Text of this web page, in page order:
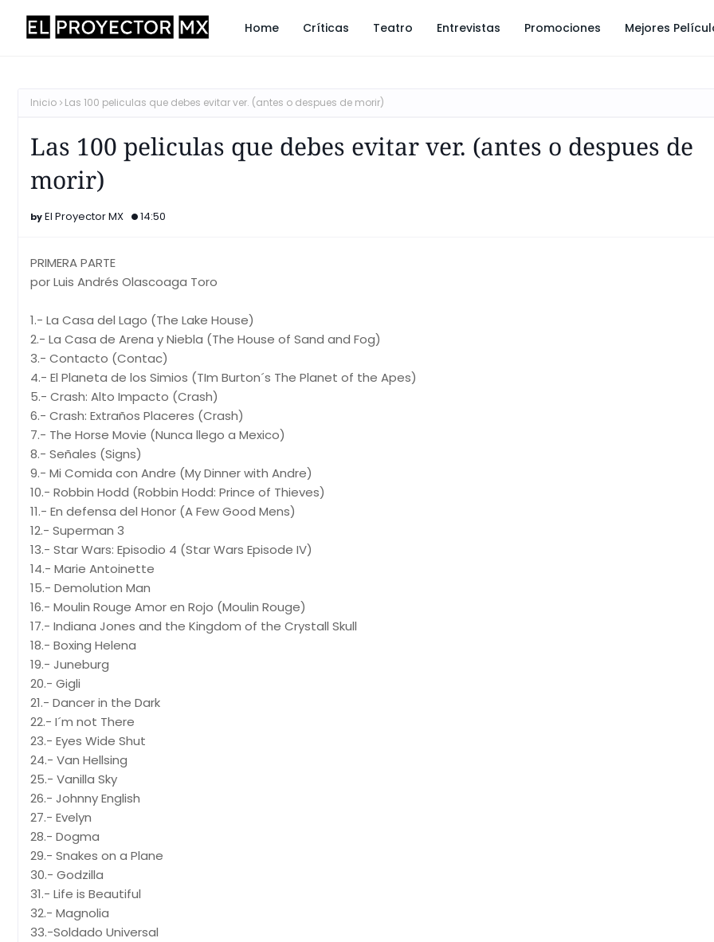
Home Críticas Teatro Entrevistas Promociones Mejores
Inicio Las 100 peliculas que debes evitar ver. (antes o despues de morir)
Las 100 peliculas que debes evitar ver. (antes o despues de
morir)
El Proyector MX 14:50
PRIMERA PARTE
por Luis Andrés Olascoaga Toro
1.- La Casa del Lago (The Lake House)
2.- La Casa de Arena y Niebla (The House of Sand and Fog)
3.- Contacto (Contac)
4.- El Planeta de los Simios (TIm Burton´s The Planet of the Apes)
5.- Crash: Alto Impacto (Crash)
6.- Crash: Extraños Placeres (Crash)
7.- The Horse Movie (Nunca llego a Mexico)
8.- Señales (Signs)
9.- Mi Comida con Andre (My Dinner with Andre)
10.- Robbin Hodd (Robbin Hodd: Prince of Thieves)
11.- En defensa del Honor (A Few Good Mens)
12.- Superman 3
13.- Star Wars: Episodio 4 (Star Wars Episode IV)
14.- Marie Antoinette
15.- Demolution Man
16.- Moulin Rouge Amor en Rojo (Moulin Rouge)
17.- Indiana Jones and the Kingdom of the Crystall Skull
18.- Boxing Helena
19.- Juneburg
20.- Gigli
21.- Dancer in the Dark
22.- I´m not There
23.- Eyes Wide Shut
24.- Van Hellsing
25.- Vanilla Sky
26.- Johnny English
27.- Evelyn
28.- Dogma
29.- Snakes on a Plane
30.- Godzilla
31.- Life is Beautiful
32.- Magnolia
33.-Soldado Universal